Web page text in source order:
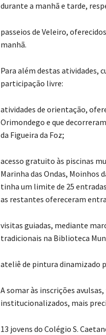
durante a manhã e tarde,
passeios de Veleiro,
manhã.
Para além destas atividades,
participação livre:
atividades de orientação,
Orimondego e que
da Figueira da Foz;
acesso gratuito às piscinas
Marinha das Ondas, Moinhos
tinha um limite de 25
as restantes ofereceram
visitas guiadas, mediante
tradicionais na Biblioteca
ateliê de pintura dinamizado
A somar às inscrições
institucionalizados, mais
13 jovens do Colégio S.